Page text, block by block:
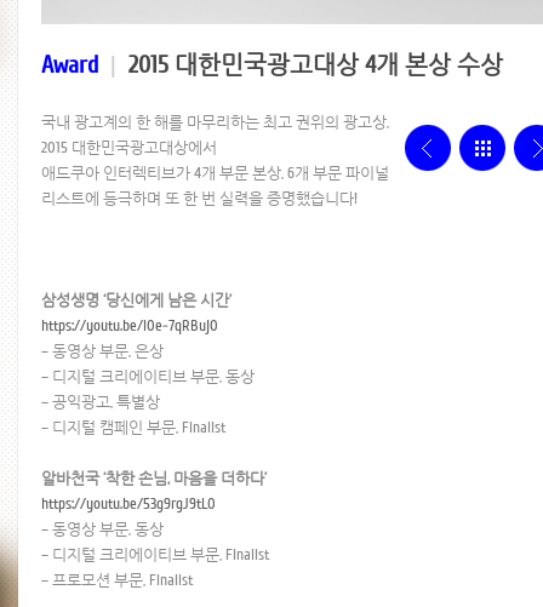
Award | 2015 대한민국광고대상 4개 본상 수상
국내 광고계의 한 해를 마무리하는 최고 권위의 광고상,
2015 대한민국광고대상에서
애드쿠아 인터렉티브가 4개 부문 본상, 6개 부문 파이널
리스트에 등극하며 또 한 번 실력을 증명했습니다!
삼성생명 ‘당신에게 남은 시간’
https://youtu.be/I0e-7qRBuj0
– 동영상 부문, 은상
– 디지털 크리에이티브 부문, 동상
– 공익광고, 특별상
– 디지털 캠페인 부문, Finalist
알바천국 ‘착한 손님, 마음을 더하다’
https://youtu.be/53g9rgJ9tL0
– 동영상 부문, 동상
– 디지털 크리에이티브 부문, Finalist
– 프로모션 부문, Finalist